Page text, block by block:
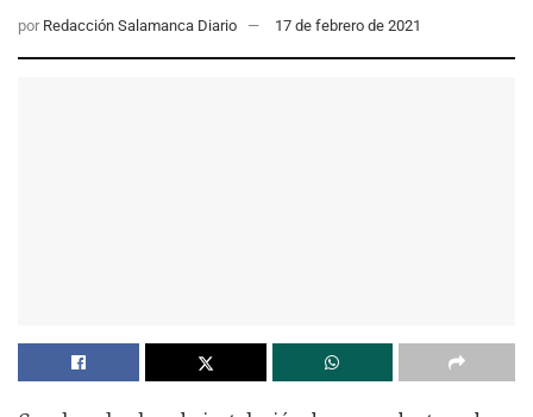
por Redacción Salamanca Diario 17 de febrero de 2021